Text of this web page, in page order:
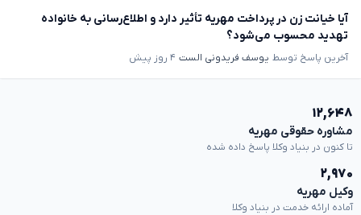
آیا خیانت زن در پرداخت مهریه تأثیر دارد و اطلاع‌رسانی به خانواده
تهدید محسوب می‌شود؟
آخرین پاسخ توسط یوسف فریدونی الست ۴ روز پیش
۱۲,۶۴۸
مشاوره حقوقی مهریه
تا کنون در بنیاد وکلا پاسخ داده شده
۲,۹۷۰
وکیل مهریه
آماده ارائه خدمت در بنیاد وکلا